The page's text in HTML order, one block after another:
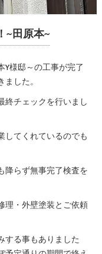
~田原本~
様邸～の工事が完了
した。
終チェックを行いまし
してくれているのでも
降らず無事完了検査を
理・外壁塗装とご依頼
する事もありました